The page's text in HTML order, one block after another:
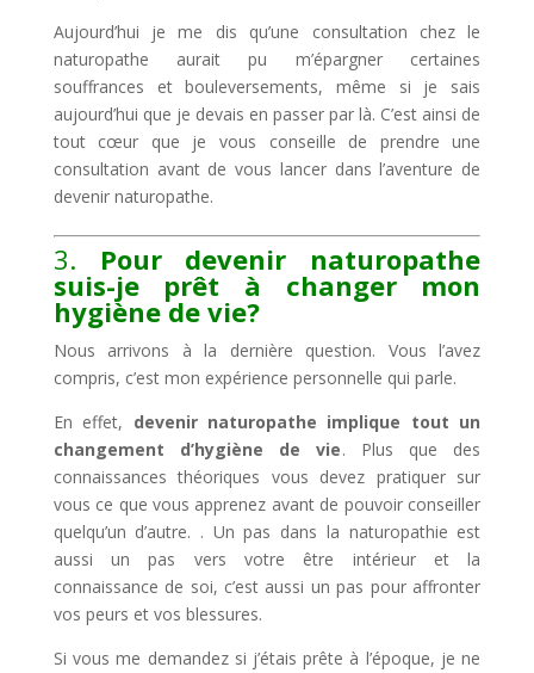
Aujourd’hui je me dis qu’une consultation chez le
naturopathe aurait pu m’épargner certaines
souffrances et bouleversements, même si je sais
aujourd’hui que je devais en passer par là. C’est ainsi de
tout cœur que je vous conseille de prendre une
consultation avant de vous lancer dans l’aventure de
devenir naturopathe.
3. Pour devenir naturopathe
suis-je prêt à changer mon
hygiène de vie?
Nous arrivons à la dernière question. Vous l’avez
compris, c’est mon expérience personnelle qui parle.
En effet, devenir naturopathe implique tout un
changement d’hygiène de vie. Plus que des
connaissances théoriques vous devez pratiquer sur
vous ce que vous apprenez avant de pouvoir conseiller
quelqu’un d’autre. . Un pas dans la naturopathie est
aussi un pas vers votre être intérieur et la
connaissance de soi, c’est aussi un pas pour affronter
vos peurs et vos blessures.
Si vous me demandez si j’étais prête à l’époque, je ne